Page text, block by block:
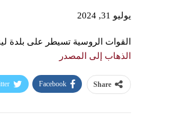
يوليو 31, 2024
القوات الروسية تسيطر على بلدة
الذهاب إلى المصدر
Share
Facebook